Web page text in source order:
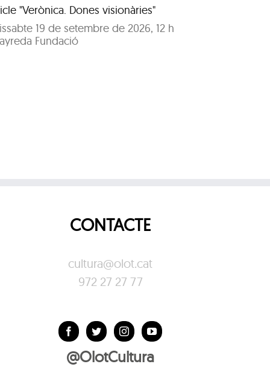
"Verònica. Dones visionàries"
19 de setembre de 2026, 12 h
Fundació
CONTACTE
cultura@olot.cat
972 27 27 77
@OlotCultura